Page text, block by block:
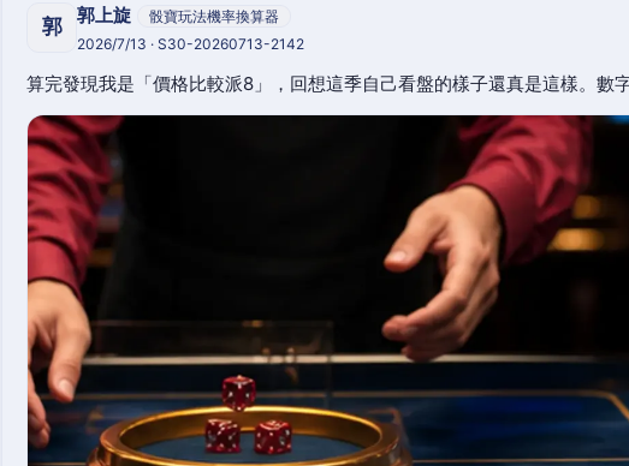
郭 郭上旋
骰寶玩法機率換算器
2026/7/13 · S30-20260713-2142
算完發現我是「價格比較派8」，回想這季自己看盤的樣子還真是這樣。數